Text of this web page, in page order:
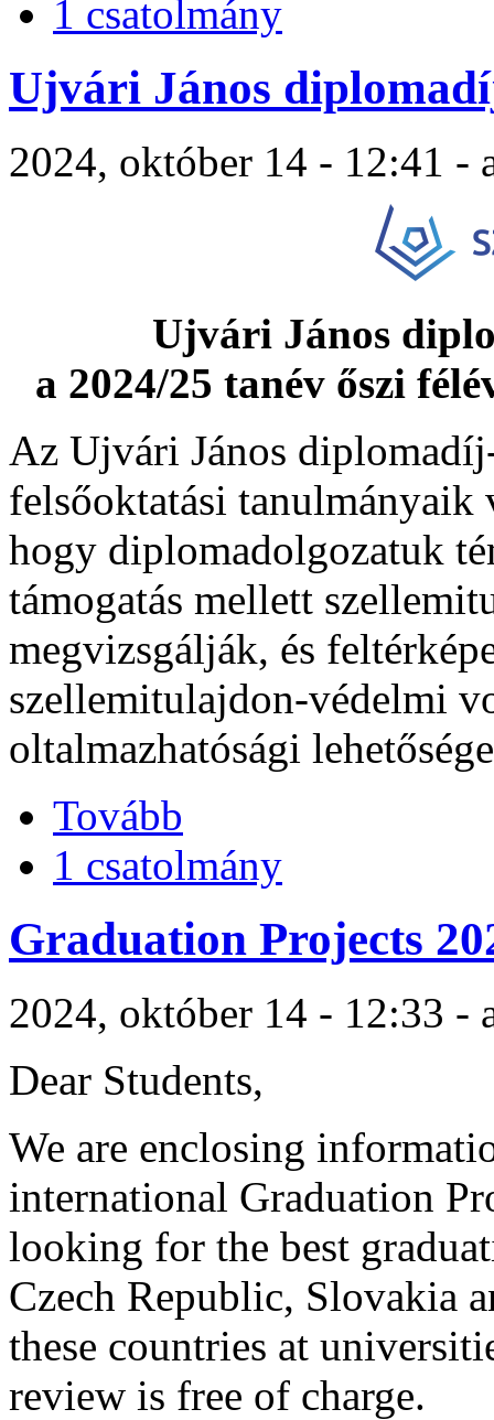
1 csatolmány
Ujvári János
2024, október 14 - 12:41 -
Ujvári János
a 2024/25 tanév őszi
Az Ujvári János
felsőoktatási tanulmányaik
hogy diplomadolgozatuk
támogatás mellett
megvizsgálják, és
szellemitulajdon-védelmi
oltalmazhatósági
Tovább
1 csatolmány
Graduation Projects
2024, október 14 - 12:33 -
Dear Students,
We are enclosing
international Graduation
looking for the best
Czech Republic, Slovakia
these countries at
review is free of charge.